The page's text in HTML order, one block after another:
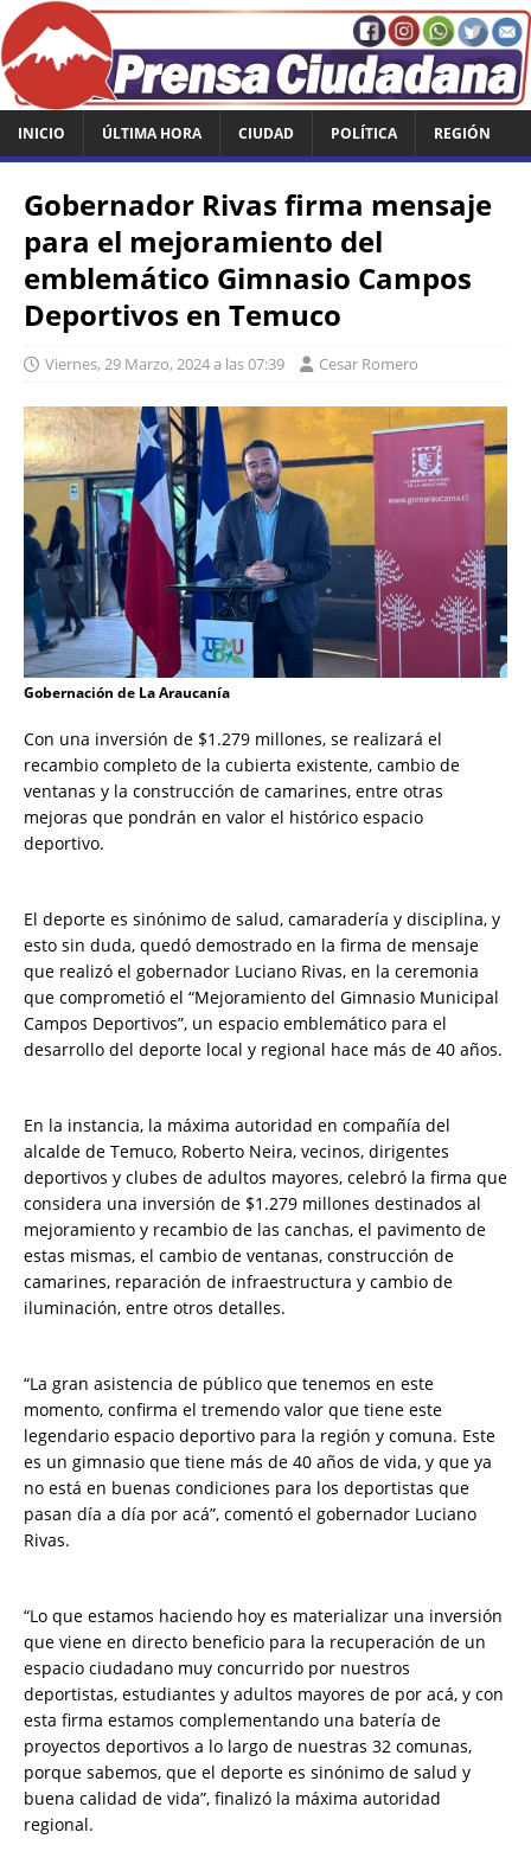
INICIO ÚLTIMA HORA CIUDAD POLÍTICA REGIÓN
Gobernador Rivas firma mensaje
para el mejoramiento del
emblemático Gimnasio Campos
Deportivos en Temuco
Viernes, 29 Marzo, 2024 a las 07:39 Cesar Romero
Gobernación de La Araucanía
Con una inversión de $1.279 millones, se realizará el
recambio completo de la cubierta existente, cambio de
ventanas y la construcción de camarines, entre otras
mejoras que pondrán en valor el histórico espacio
deportivo.
El deporte es sinónimo de salud, camaradería y disciplina, y
esto sin duda, quedó demostrado en la firma de mensaje
que realizó el gobernador Luciano Rivas, en la ceremonia
que comprometió el “Mejoramiento del Gimnasio Municipal
Campos Deportivos”, un espacio emblemático para el
desarrollo del deporte local y regional hace más de 40 años.
En la instancia, la máxima autoridad en compañía del
alcalde de Temuco, Roberto Neira, vecinos, dirigentes
deportivos y clubes de adultos mayores, celebró la firma que
considera una inversión de $1.279 millones destinados al
mejoramiento y recambio de las canchas, el pavimento de
estas mismas, el cambio de ventanas, construcción de
camarines, reparación de infraestructura y cambio de
iluminación, entre otros detalles.
“La gran asistencia de público que tenemos en este
momento, confirma el tremendo valor que tiene este
legendario espacio deportivo para la región y comuna. Este
es un gimnasio que tiene más de 40 años de vida, y que ya
no está en buenas condiciones para los deportistas que
pasan día a día por acá”, comentó el gobernador Luciano
Rivas.
“Lo que estamos haciendo hoy es materializar una inversión
que viene en directo beneficio para la recuperación de un
espacio ciudadano muy concurrido por nuestros
deportistas, estudiantes y adultos mayores de por acá, y con
esta firma estamos complementando una batería de
proyectos deportivos a lo largo de nuestras 32 comunas,
porque sabemos, que el deporte es sinónimo de salud y
buena calidad de vida”, finalizó la máxima autoridad
regional.